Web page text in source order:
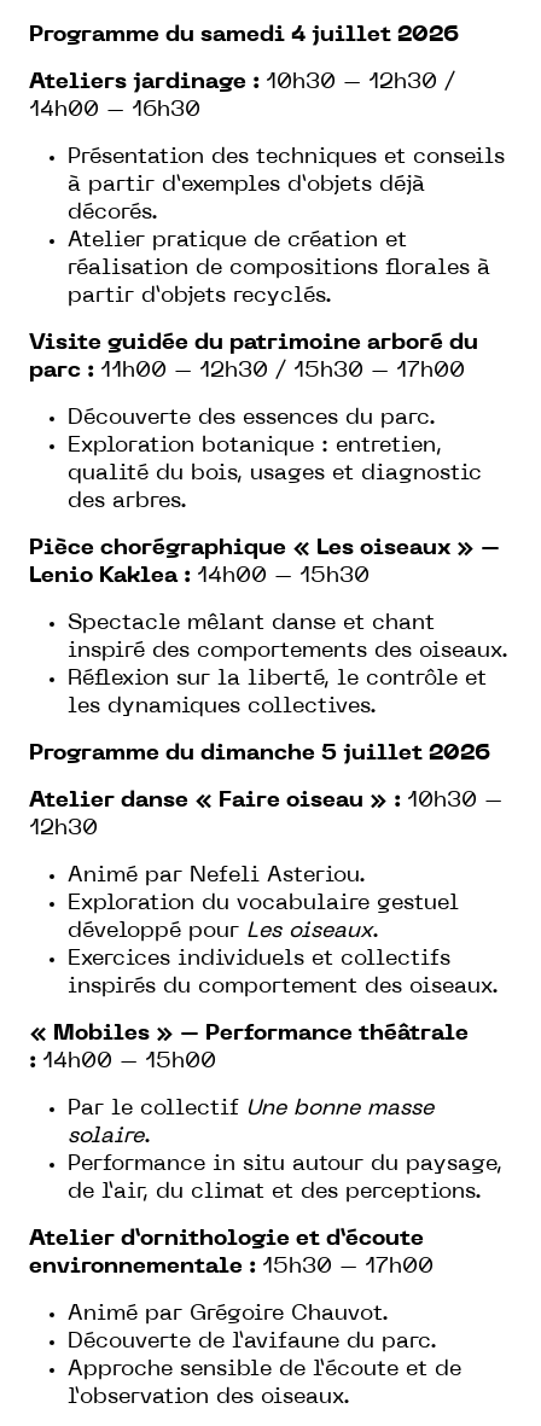
Programme du samedi 4 juillet 2026
Ateliers jardinage : 10h30 – 12h30 /
14h00 – 16h30
Présentation des techniques et conseils
à partir d’exemples d’objets déjà
décorés.
Atelier pratique de création et
réalisation de compositions florales à
partir d’objets recyclés.
Visite guidée du patrimoine arboré du
parc : 11h00 – 12h30 / 15h30 – 17h00
Découverte des essences du parc.
Exploration botanique : entretien,
qualité du bois, usages et diagnostic
des arbres.
Pièce chorégraphique « Les oiseaux » –
Lenio Kaklea : 14h00 – 15h30
Spectacle mêlant danse et chant
inspiré des comportements des oiseaux.
Réflexion sur la liberté, le contrôle et
les dynamiques collectives.
Programme du dimanche 5 juillet 2026
Atelier danse « Faire oiseau » : 10h30 –
12h30
Animé par Nefeli Asteriou.
Exploration du vocabulaire gestuel
développé pour Les oiseaux.
Exercices individuels et collectifs
inspirés du comportement des oiseaux.
« Mobiles » – Performance théâtrale
: 14h00 – 15h00
Par le collectif Une bonne masse
solaire.
Performance in situ autour du paysage,
de l’air, du climat et des perceptions.
Atelier d’ornithologie et d’écoute
environnementale : 15h30 – 17h00
Animé par Grégoire Chauvot.
Découverte de l’avifaune du parc.
Approche sensible de l’écoute et de
l’observation des oiseaux.